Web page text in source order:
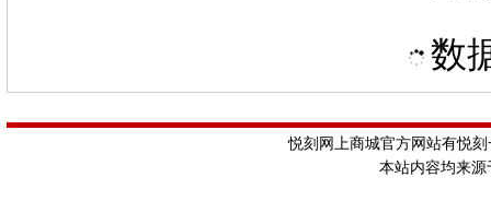
数
悦刻网上商城官方网站有悦
本站内容均来